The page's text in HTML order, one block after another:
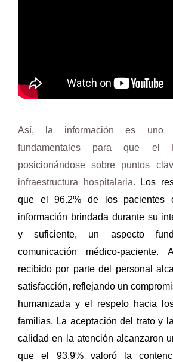
Así, la información es uno
fundamentales para que el
posicionándose sobre puntos
infraestructura hospitalaria.
Los
que el 96.2% de los pacientes
información brindada durante su
y suficiente, un aspecto
comunicación médico-paciente.
recibido por parte del personal
satisfacción, reflejando un
humanizada y el respeto hacia
familias. La aceptación del trato y
calidad en la atención alcanzaron
que el 93.9% valoró la